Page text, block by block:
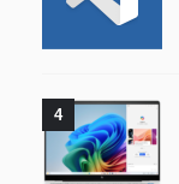
4